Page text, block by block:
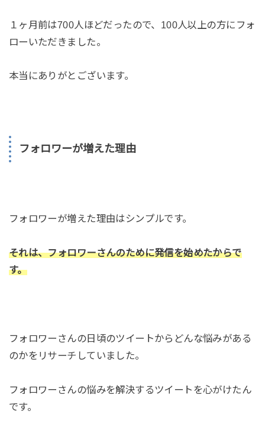
１ヶ月前は700人ほどだったので、100人以上の方にフォ
ローいただきました。
本当にありがとございます。
フォロワーが増えた理由
フォロワーが増えた理由はシンプルです。
それは、フォロワーさんのために発信を始めたからで
す。
フォロワーさんの日頃のツイートからどんな悩みがある
のかをリサーチしていました。
フォロワーさんの悩みを解決するツイートを心がけたん
です。